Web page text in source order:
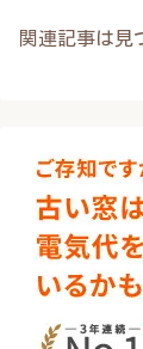
関連記事は見